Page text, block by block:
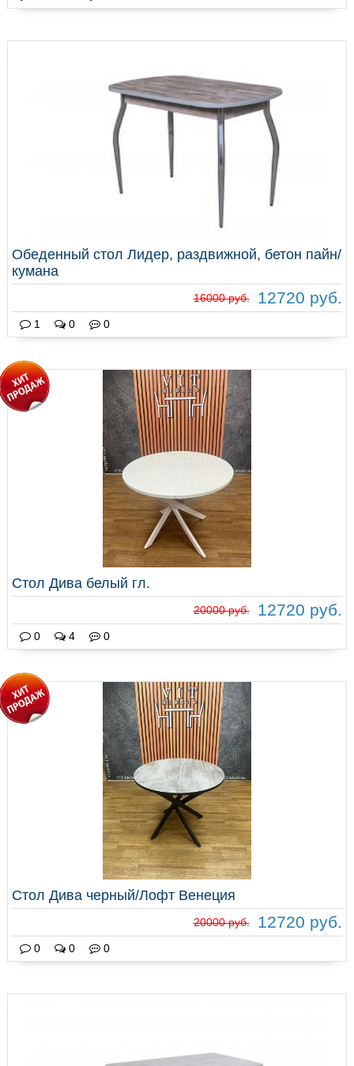
Обеденный стол Лидер, раздвижной, бетон пайн/
кумана
16000 руб. 12720 руб.
1 0 0
Стол Дива белый гл.
20000 руб. 12720 руб.
0 4 0
Стол Дива черный/Лофт Венеция
20000 руб. 12720 руб.
0 0 0